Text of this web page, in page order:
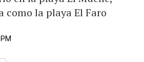
como la playa El Faro